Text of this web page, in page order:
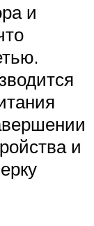
и
и